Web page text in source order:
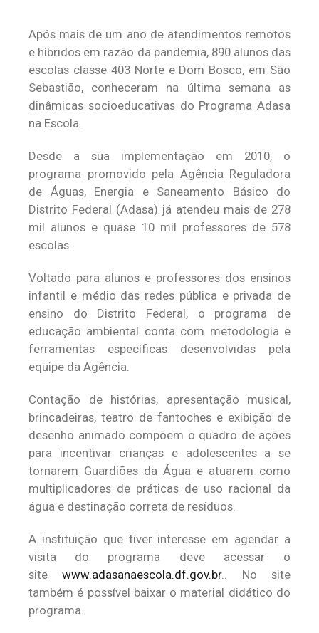
Após mais de um ano de atendimentos remotos
e híbridos em razão da pandemia, 890 alunos das
escolas classe 403 Norte e Dom Bosco, em São
Sebastião, conheceram na última semana as
dinâmicas socioeducativas do Programa Adasa
na Escola.
Desde a sua implementação em 2010, o
programa promovido pela Agência Reguladora
de Águas, Energia e Saneamento Básico do
Distrito Federal (Adasa) já atendeu mais de 278
mil alunos e quase 10 mil professores de 578
escolas.
Voltado para alunos e professores dos ensinos
infantil e médio das redes pública e privada de
ensino do Distrito Federal, o programa de
educação ambiental conta com metodologia e
ferramentas específicas desenvolvidas pela
equipe da Agência.
Contação de histórias, apresentação musical,
brincadeiras, teatro de fantoches e exibição de
desenho animado compõem o quadro de ações
para incentivar crianças e adolescentes a se
tornarem Guardiões da Água e atuarem como
multiplicadores de práticas de uso racional da
água e destinação correta de resíduos.
A instituição que tiver interesse em agendar a
visita do programa deve acessar o
sitewww.adasanaescola.df.gov.br.. No site
também é possível baixar o material didático do
programa.